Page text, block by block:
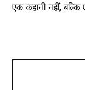
एक कहानी नहीं,